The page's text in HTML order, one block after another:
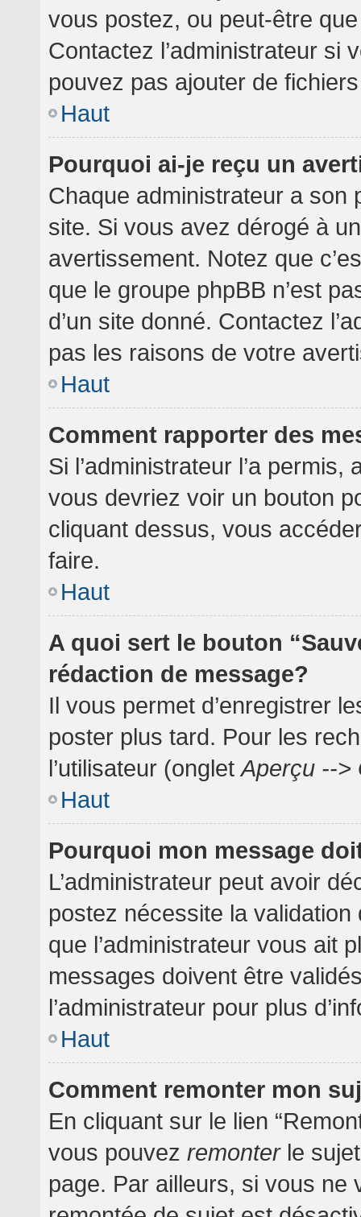
vous postez, ou peut-être
Contactez l’administrateur si
pouvez pas ajouter de
Haut
Pourquoi ai-je reçu un
Chaque administrateur a son
site. Si vous avez dérogé à
avertissement. Notez que
que le groupe phpBB n’est
d’un site donné. Contactez
pas les raisons de votre
Haut
Comment rapporter des
Si l’administrateur l’a
vous devriez voir un bouton
cliquant dessus, vous
faire.
Haut
A quoi sert le bouton
rédaction de message?
Il vous permet d’enregistrer
poster plus tard. Pour les
l’utilisateur (ongletAperçu -->
Haut
Pourquoi mon message
L’administrateur peut avoir
postez nécessite la
que l’administrateur vous ait
messages doivent être
l’administrateur pour plus
Haut
Comment remonter mon
En cliquant sur le lien
vous pouvez remonterle
page. Par ailleurs, si vous ne